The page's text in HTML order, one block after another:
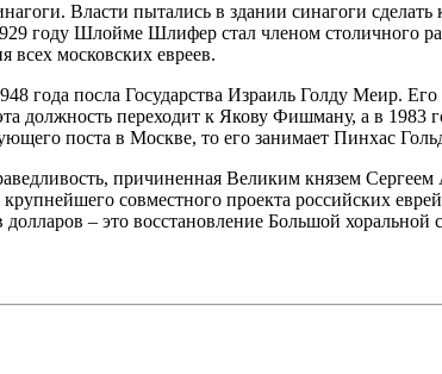
Власти пытались в здании синагоги
году Шлойме Шлифер стал членом столичного
всех московских евреев.
года посла Государства Израиль Голду Меир.
должность переходит к Якову Фишману, а в 1983
поста в Москве, то его занимает Пинхас
причиненная Великим князем Сергеем
совместного проекта российских
– это восстановление Большой